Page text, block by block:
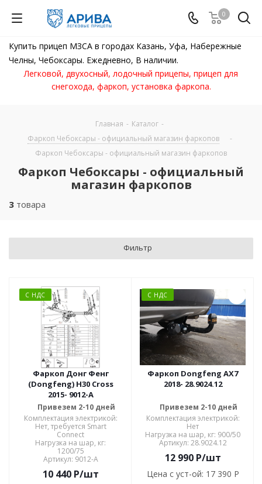
0
Купить прицеп МЗСА в городах Казань, Уфа, Набережные
Челны, Чебоксары. Ежедневно, В наличии.
Легковой, двухосный, лодочный прицепы, прицеп для
снегохода, фаркоп, установка фаркопа.
Главная - Каталог -
Фаркоп Чебоксары - официальный магазин фаркопов
-
Фаркоп Чебоксары - официальный магазин фаркопов
Фаркоп Чебоксары - официальный
магазин фаркопов
3 товара
Фильтр
С НДС
Фаркоп Донг Фенг
(Dongfeng) H30 Cross
2015- 9012-A
Привезем 2-10 дней
Комплектация электрикой:
Нет, требуется Smart
Connect
Нагрузка на шар, кг:
1200/75
Артикул: 9012-A
10 440P/шт
С НДС
Фаркоп Dongfeng AX7
2018- 28.9024.12
Привезем 2-10 дней
Комплектация электрикой:
Нет
Нагрузка на шар, кг: 900/50
Артикул: 28.9024.12
12 990P/шт
Цена с уст-ой: 17 390 P